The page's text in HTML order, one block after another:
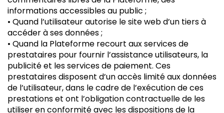
informations accessibles au public ;
• Quand l’utilisateur autorise le site web d’un tiers à
accéder à ses données ;
• Quand la Plateforme recourt aux services de
prestataires pour fournir l’assistance utilisateurs, la
publicité et les services de paiement. Ces
prestataires disposent d’un accès limité aux données
de l’utilisateur, dans le cadre de l’exécution de ces
prestations et ont l’obligation contractuelle de les
utiliser en conformité avec les dispositions de la